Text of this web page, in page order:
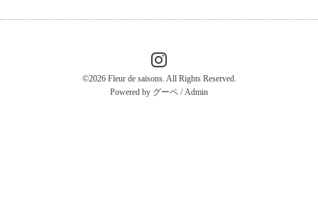
©2026 Fleur de saisons. All Rights Reserved.
Powered by グーペ /Admin